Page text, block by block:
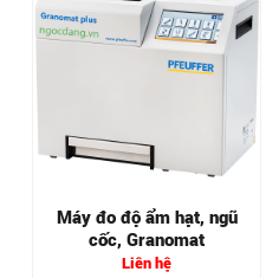
Máy đo độ ẩm hạt, ngũ
cốc, Granomat
Liên hệ